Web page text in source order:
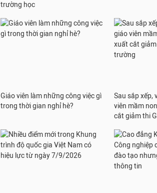
trường học
Giáo viên làm những công việc gì
trong thời gian nghỉ hè?
Sau sắp xếp,
viên mầm
cắt giảm thi